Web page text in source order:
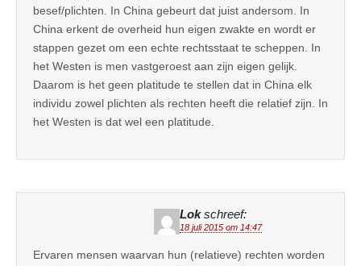
besef/plichten. In China gebeurt dat juist andersom. In
China erkent de overheid hun eigen zwakte en wordt er
stappen gezet om een echte rechtsstaat te scheppen. In
het Westen is men vastgeroest aan zijn eigen gelijk.
Daarom is het geen platitude te stellen dat in China elk
individu zowel plichten als rechten heeft die relatief zijn. In
het Westen is dat wel een platitude.
Lok schreef:
18 juli 2015 om 14:47
Ervaren mensen waarvan hun (relatieve) rechten worden